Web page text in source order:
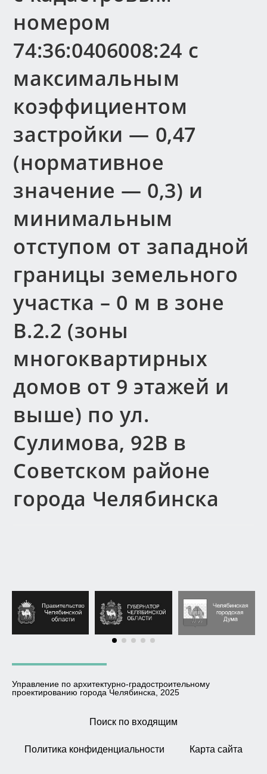
номером
74:36:0406008:24 с
максимальным
коэффициентом
застройки — 0,47
(нормативное
значение — 0,3) и
минимальным
отступом от западной
границы земельного
участка – 0 м в зоне
В.2.2 (зоны
многоквартирных
домов от 9 этажей и
выше) по ул.
Сулимова, 92В в
Советском районе
города Челябинска
Управление по архитектурно-градостроительному
проектированию города Челябинска, 2025
Поиск по входящим
Политика конфиденциальности Карта сайта